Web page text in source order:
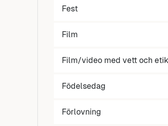
Fest
Film
Film/video med vett och
Födelsedag
Förlovning